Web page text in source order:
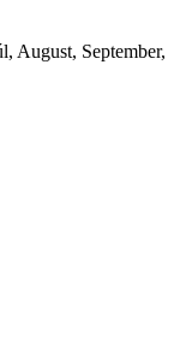
August, September,